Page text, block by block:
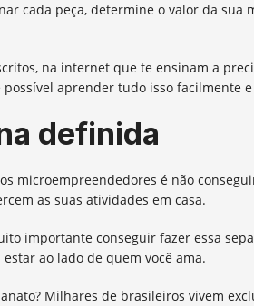
cada peça, determine o valor da sua
na internet que te ensinam a
aprender tudo isso facilmente
definida
microempreendedores é não
as suas atividades em casa.
importante conseguir fazer essa
ao lado de quem você ama.
Milhares de brasileiros vivem